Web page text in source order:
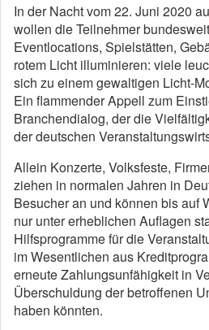
In der Nacht vom 22. Juni 2020
wollen die Teilnehmer
Eventlocations, Spielstätten,
rotem Licht illuminieren: viele
sich zu einem gewaltigen Licht-
Ein flammender Appell zum
Branchendialog, der die
der deutschen
Allein Konzerte, Volksfeste,
ziehen in normalen Jahren in
Besucher an und können bis auf
nur unter erheblichen Auflagen
Hilfsprogramme für die
im Wesentlichen aus
erneute Zahlungsunfähigkeit in
Überschuldung der betroffenen
haben könnten.